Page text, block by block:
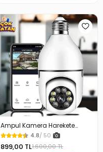
Ampul Kamera Harekete
Duyarlı Gece Görüşlü
4.8/ 50
899,00 TL1.600,00 TL